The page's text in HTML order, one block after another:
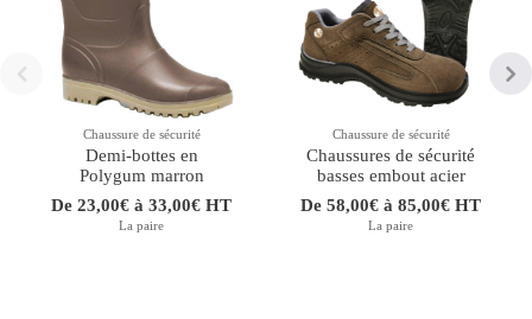
Chaussure de sécurité
Demi-bottes en
Polygum marron
De 23,00€ à 33,00€ HT
La paire
Chaussure de sécurité
Chaussures de sécurité
basses embout acier
De 58,00€ à 85,00€ HT
La paire